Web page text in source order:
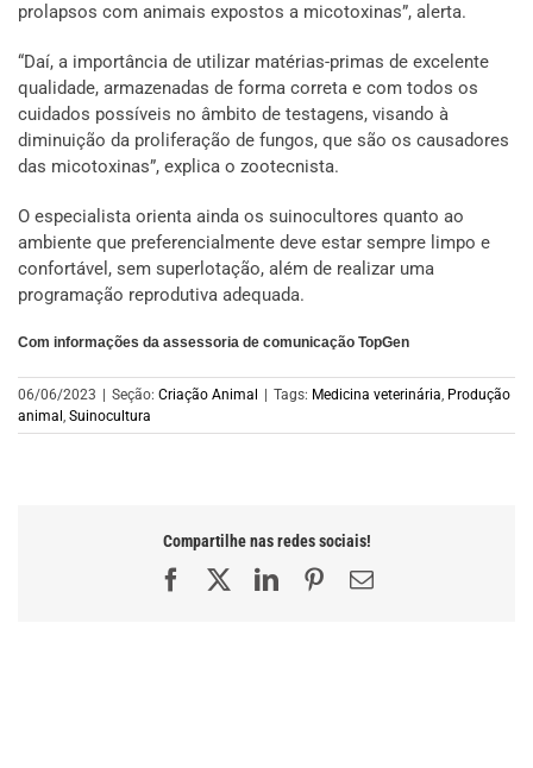
prolapsos com animais expostos a micotoxinas”, alerta.
“Daí, a importância de utilizar matérias-primas de excelente
qualidade, armazenadas de forma correta e com todos os
cuidados possíveis no âmbito de testagens, visando à
diminuição da proliferação de fungos, que são os causadores
das micotoxinas”, explica o zootecnista.
O especialista orienta ainda os suinocultores quanto ao
ambiente que preferencialmente deve estar sempre limpo e
confortável, sem superlotação, além de realizar uma
programação reprodutiva adequada.
Com informações da assessoria de comunicação TopGen
06/06/2023 Seção: Criação Animal Tags: Medicina veterinária, Produção
animal , Suinocultura
Compartilhe nas redes sociais!
FacebookLinkedInPinterest
E-